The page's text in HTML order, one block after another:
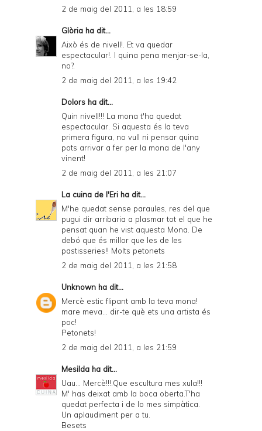
2 de maig del 2011, a les 18:59
Glòria ha dit...
Això és de nivell!. Et va quedar
espectacular!. I quina pena menjar-se-la,
no?.
2 de maig del 2011, a les 19:42
Dolors ha dit...
Quin nivell!!! La mona t'ha quedat
espectacular. Si aquesta és la teva
primera figura, no vull ni pensar quina
pots arrivar a fer per la mona de l'any
vinent!
2 de maig del 2011, a les 21:07
La cuina de l'Eri ha dit...
M'he quedat sense paraules, res del que
pugui dir arribaria a plasmar tot el que he
pensat quan he vist aquesta Mona. De
debó que és millor que les de les
pastisseries!! Molts petonets
2 de maig del 2011, a les 21:58
Unknown ha dit...
Mercè estic flipant amb la teva mona!
mare meva... dir-te què ets una artista és
poc!
Petonets!
2 de maig del 2011, a les 21:59
Mesilda ha dit...
Uau... Mercè!!!.Que escultura mes xula!!!
M' has deixat amb la boca oberta.T'ha
quedat perfecta i de lo mes simpàtica.
Un aplaudiment per a tu.
Besets